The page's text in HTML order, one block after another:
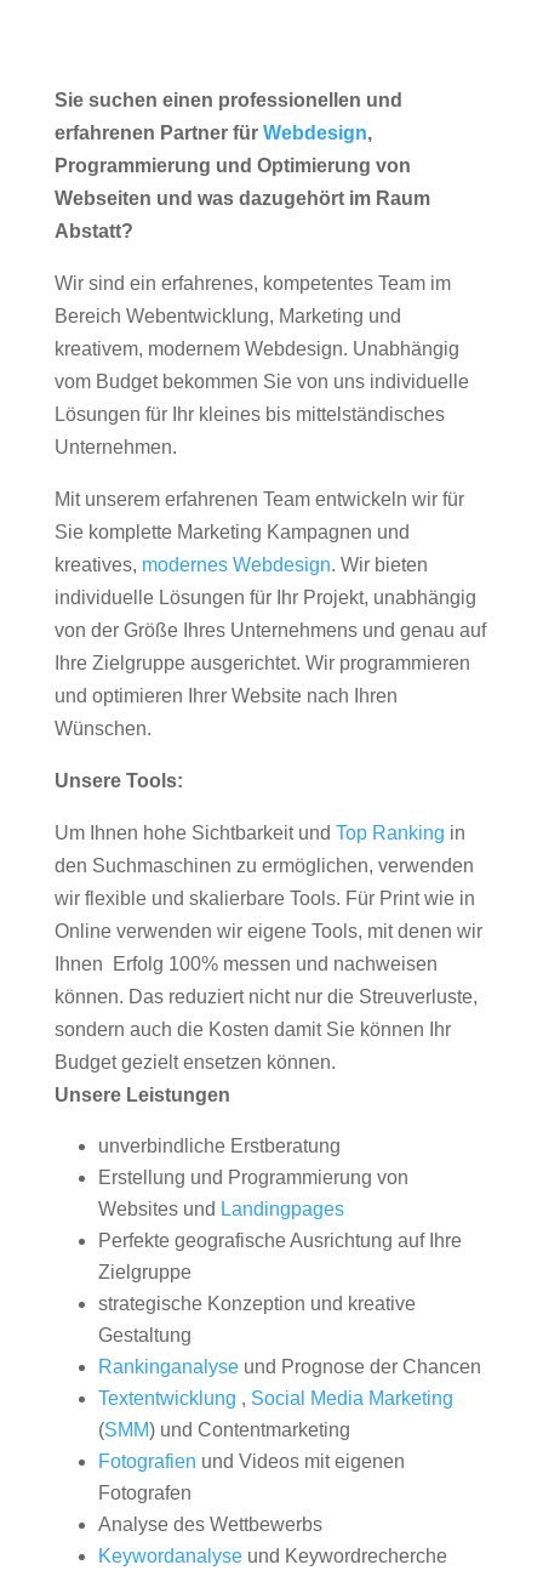
Sie suchen einen professionellen und
erfahrenen Partner für Webdesign,
Programmierung und Optimierung von
Webseiten und was dazugehört im Raum
Abstatt?
Wir sind ein erfahrenes, kompetentes Team im
Bereich Webentwicklung, Marketing und
kreativem, modernem Webdesign. Unabhängig
vom Budget bekommen Sie von uns individuelle
Lösungen für Ihr kleines bis mittelständisches
Unternehmen.
Mit unserem erfahrenen Team entwickeln wir für
Sie komplette Marketing Kampagnen und
kreatives, modernes Webdesign. Wir bieten
individuelle Lösungen für Ihr Projekt, unabhängig
von der Größe Ihres Unternehmens und genau auf
Ihre Zielgruppe ausgerichtet. Wir programmieren
und optimieren Ihrer Website nach Ihren
Wünschen.
Unsere Tools:
Um Ihnen hohe Sichtbarkeit und Top Ranking in
den Suchmaschinen zu ermöglichen, verwenden
wir flexible und skalierbare Tools. Für Print wie in
Online verwenden wir eigene Tools, mit denen wir
Ihnen Erfolg 100% messen und nachweisen
können. Das reduziert nicht nur die Streuverluste,
sondern auch die Kosten damit Sie können Ihr
Budget gezielt ensetzen können.
Unsere Leistungen
unverbindliche Erstberatung
Erstellung und Programmierung von
Websites und Landingpages
Perfekte geografische Ausrichtung auf Ihre
Zielgruppe
strategische Konzeption und kreative
Gestaltung
Rankinganalyseund Prognose der Chancen
Textentwicklung , Social Media Marketing
(SMM) und Contentmarketing
Fotografien und Videos mit eigenen
Fotografen
Analyse des Wettbewerbs
Keywordanalyseund Keywordrecherche